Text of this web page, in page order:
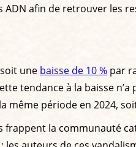
afin de retrouver les
une baisse de 10 % par
tendance à la baisse n’a
période en 2024,
la communauté